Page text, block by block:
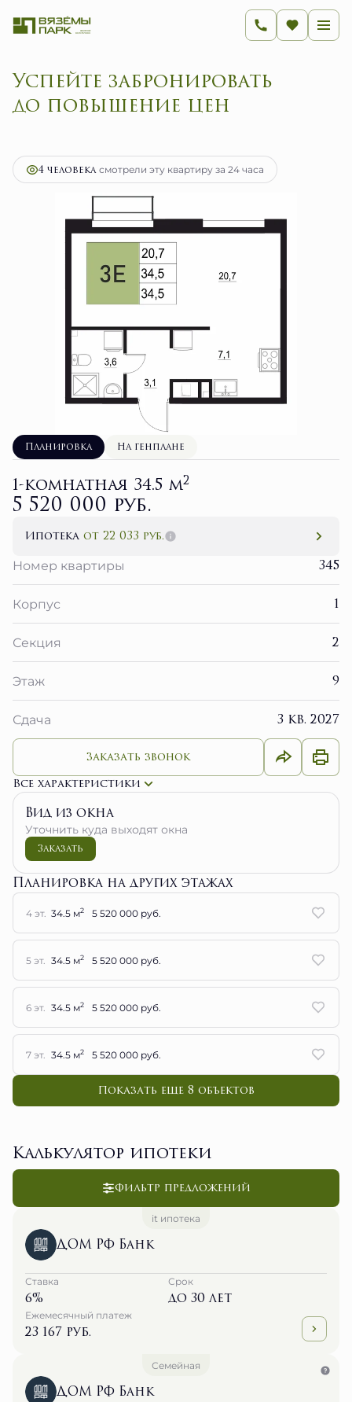
Успейте забронировать
до повышение цен
1-комнатная34.5 м2
4 человекaсмотрели эту квартиру за 24 часа
Планировка На генплане
1-комнатная 34.5 м2
5 520 000 руб.
Ипотека от 22 033 руб.
Номер квартиры
345
Корпус 1
Секция 2
Этаж 9
Сдача 3 кв. 2027
Заказать звонок
Все характеристики
Вид из окна
Уточнить куда выходят окна
Заказать
Планировка на других этажах
4 эт. 34.5 м2 5 520 000 руб.
5 эт. 34.5 м2 5 520 000 руб.
6 эт. 34.5 м2 5 520 000 руб.
7 эт. 34.5 м2 5 520 000 руб.
Показать еще 8 объектов
Калькулятор ипотеки
Фильтр предложений
it ипотека
ДОМ РФ Банк
Ставка
6%
Срок
до 30 лет
Ежемесячный платеж
23 167 руб.
Семейная
ДОМ РФ Банк